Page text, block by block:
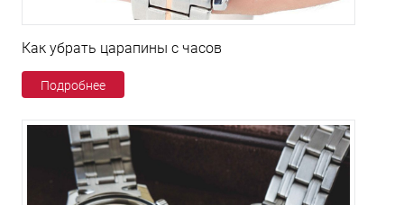
Как убрать царапины с часов
Подробнее